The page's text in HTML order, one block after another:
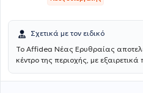
Σχετικά με τον ειδικό
Το Affidea Νέας Ερυθραίας
κέντρο της περιοχής, με
υπηρεσίες, την ουρολογία με